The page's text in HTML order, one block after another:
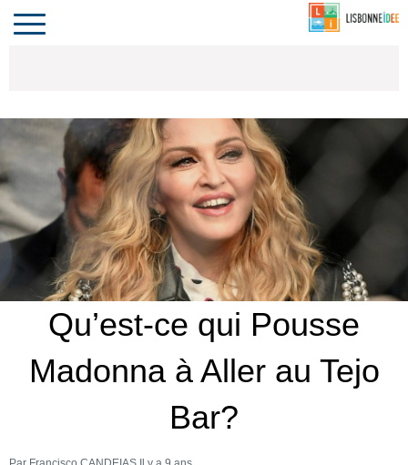
LE PORTUGAL
Toggle
navigation
Qu’est-ce qui Pousse
Madonna à Aller au Tejo
Bar?